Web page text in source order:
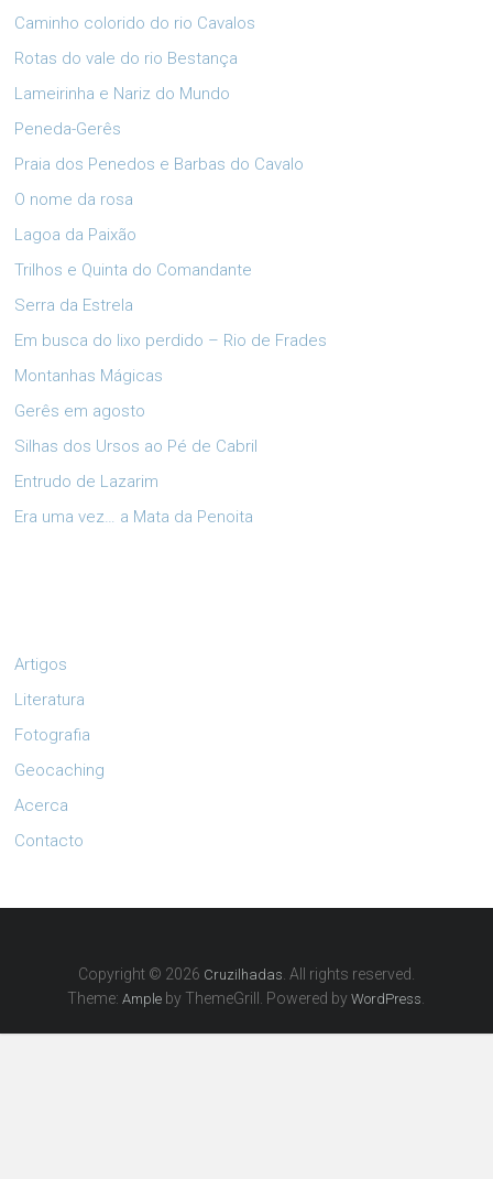
Caminho colorido do rio Cavalos
Rotas do vale do rio Bestança
Lameirinha e Nariz do Mundo
Peneda-Gerês
Praia dos Penedos e Barbas do Cavalo
O nome da rosa
Lagoa da Paixão
Trilhos e Quinta do Comandante
Serra da Estrela
Em busca do lixo perdido – Rio de Frades
Montanhas Mágicas
Gerês em agosto
Silhas dos Ursos ao Pé de Cabril
Entrudo de Lazarim
Era uma vez… a Mata da Penoita
Artigos
Literatura
Fotografia
Geocaching
Acerca
Contacto
Copyright © 2026 Cruzilhadas. All rights reserved.
Theme:Ample by ThemeGrill. Powered byWordPress.